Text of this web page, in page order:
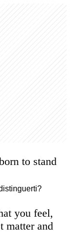
to stand
you feel,
matter and